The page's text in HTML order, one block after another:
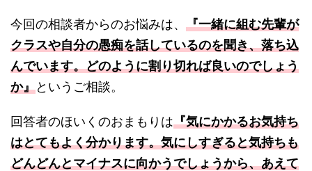
今回の相談者からのお悩みは、 『一緒に組む先輩が
クラスや自分の愚痴を話しているのを聞き、落ち込
んでいます。どのように割り切れば良いのでしょう
か』というご相談。
回答者のほいくのおまもりは『気にかかるお気持ち
はとてもよく分かります。気にしすぎると気持ちも
どんどんとマイナスに向かうでしょうから、あえて